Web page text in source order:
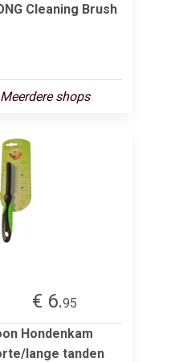
Cleaning Brush
Meerdere shops
€ 6.95
Hondenkam
lange tanden